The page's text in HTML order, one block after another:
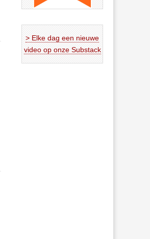
> Elke dag een nieuwe
video op onze Substack